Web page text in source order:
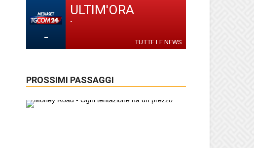
-
ULTIM'ORA
-
TUTTE LE NEWS
PROSSIMI PASSAGGI